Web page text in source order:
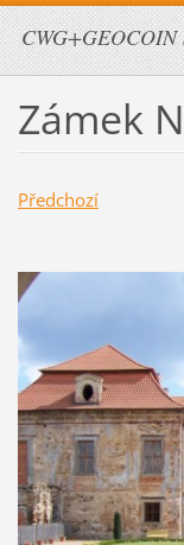
Zámek
Předchozí